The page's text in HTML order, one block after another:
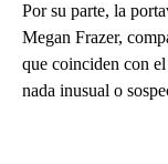
Por su parte, la
Megan Frazer,
que coinciden con
nada inusual o